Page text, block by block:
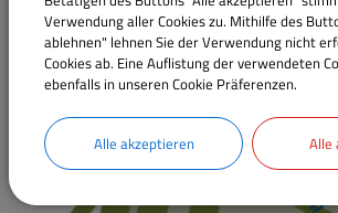
Detaillierte Ausführungen gibt es auf der
www.streuobsterlebnislandschaft.de
Verwendung aller Cookies zu. Mithilfe des
ablehnen" lehnen Sie der Verwendung nicht
Cookies ab. Eine Auflistung der verwendeten
ebenfalls in unseren Cookie Präferenzen.
Alle akzeptieren Alle